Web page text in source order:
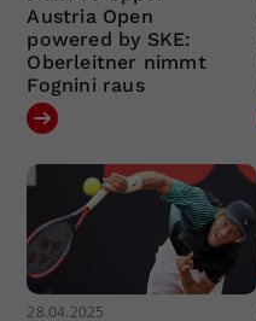
Austria Open
powered by SKE:
Oberleitner nimmt
Fognini raus
28.04.2025